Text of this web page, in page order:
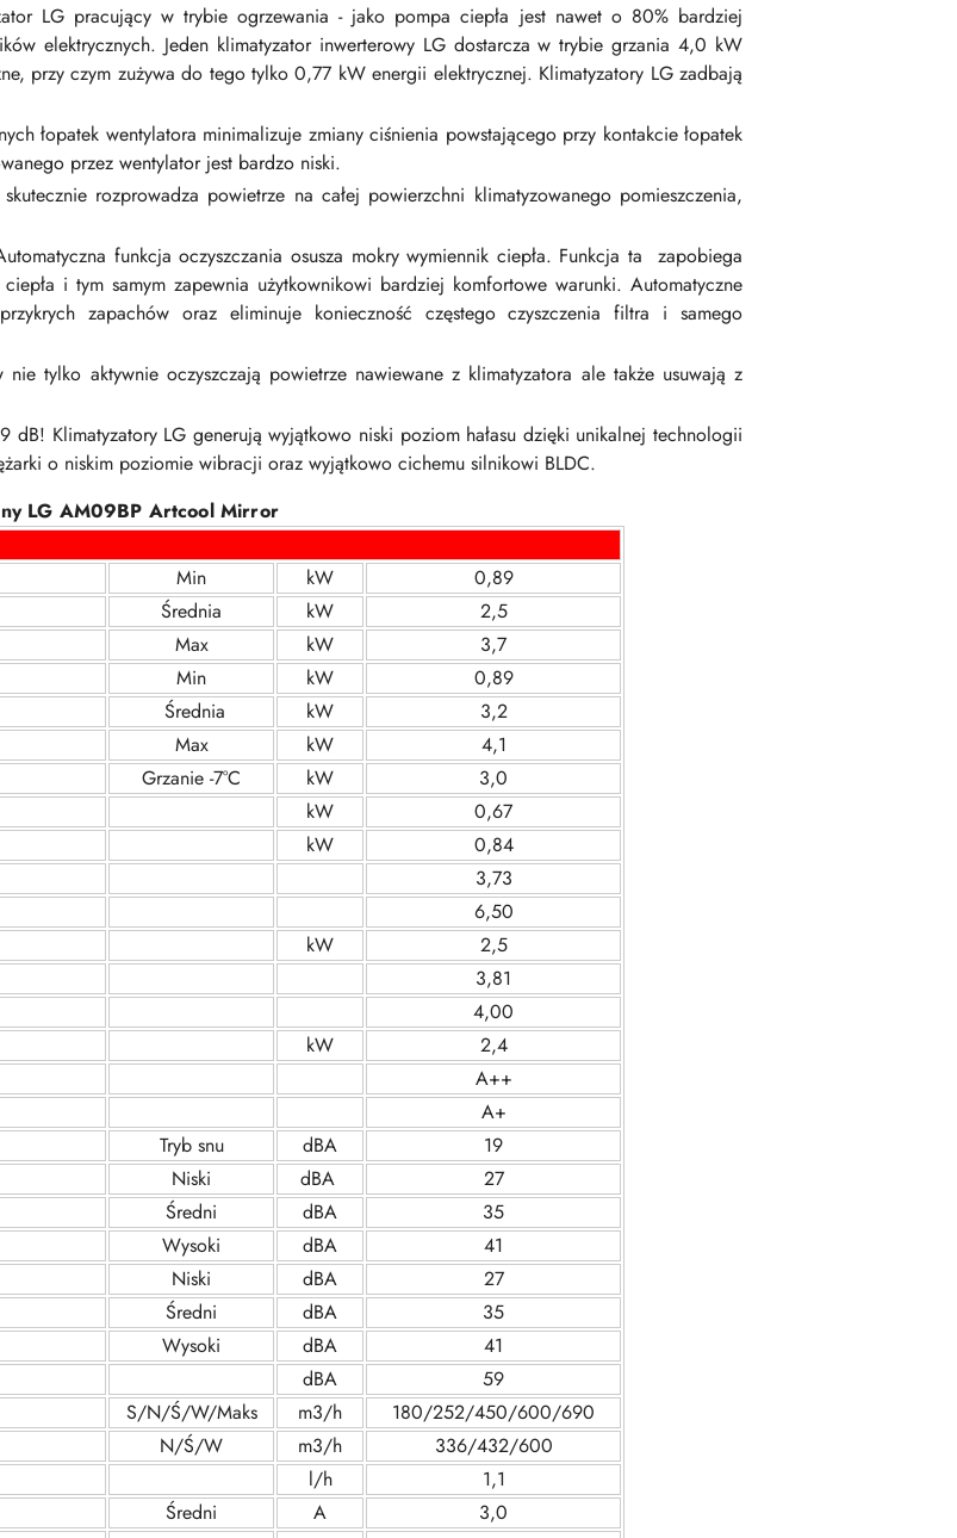
LG pracujący w trybie ogrzewania - jako pompa ciepła jest nawet o 80% bardziej
elektrycznych. Jeden klimatyzator inwerterowy LG dostarcza w trybie grzania 4,0 kW
przy czym zużywa do tego tylko 0,77 kW energii elektrycznej. Klimatyzatory LG zadbają
łopatek wentylatora minimalizuje zmiany ciśnienia powstającego przy kontakcie łopatek
przez wentylator jest bardzo niski.
rozprowadza powietrze na całej powierzchni klimatyzowanego pomieszczenia,
funkcja oczyszczania osusza mokry wymiennik ciepła. Funkcja ta zapobiega
i tym samym zapewnia użytkownikowi bardziej komfortowe warunki. Automatyczne
zapachów oraz eliminuje konieczność częstego czyszczenia filtra i samego
tylko aktywnie oczyszczają powietrze nawiewane z klimatyzatora ale także usuwają z
dB! Klimatyzatory LG generują wyjątkowo niski poziom hałasu dzięki unikalnej technologii
o niskim poziomie wibracji oraz wyjątkowo cichemu silnikowi BLDC.
LG AM09BP Artcool Mirror
Min kW
0,89
Średnia
kW
2,5
Max
kW
3,7
Min kW
0,89
Średnia
kW
3,2
Max
kW
4,1
Grzanie -7°C
kW
3,0
kW
0,67
kW
0,84
3,73
6,50
kW
2,5
3,81
4,00
kW
2,4
A++
A+
Tryb snu dBA
19
Niski
dBA
27
Średni
dBA
35
Wysoki
dBA
41
Niski dBA
27
Średni
dBA
35
Wysoki
dBA
41
dBA
59
S/N/Ś/W/Maks m3/h
180/252/450/600/690
N/Ś/W m3/h
336/432/600
l/h
1,1
Średni A
3,0